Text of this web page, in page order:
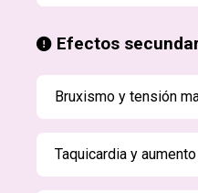
Efectos
Bruxismo y tensión
Taquicardia y